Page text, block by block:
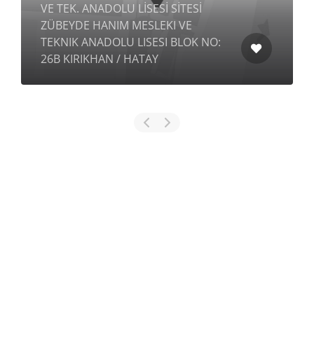
VE TEK. ANADOLU LİSESİ SİTESİ
ZÜBEYDE HANIM MESLEKI VE
TEKNIK ANADOLU LISESI BLOK NO:
26B KIRIKHAN / HATAY